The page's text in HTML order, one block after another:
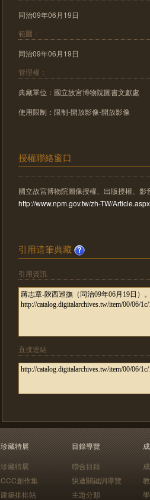
同治09年06月19日
範圍：
同治09年06月19日
管理權：
典藏單位：國立故宮博物院圖書文獻處
使用限制：限制-開放影像-開放影像
授權聯絡窗口
國立故宮博物院圖像授權、出版授權、影
http://www.npm.gov.tw/zh-TW/
引用這筆典藏
引用資訊
直接連結
珍藏特展
珍藏特展
CCC創作集
建築排排站
目錄導覽
聯合目錄
快速關鍵詞導覽
主題分類